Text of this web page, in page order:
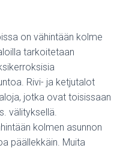
on vähintään kolme
tarkoitetaan
Rivi- ja ketjutalot
jotka ovat toisissaan
välityksellä.
kolmen asunnon
päällekkäin. Muita